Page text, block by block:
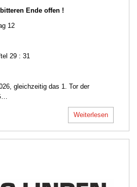
Ende offen !
12
29 : 31
gleichzeitig das 1. Tor der
Weiterlesen